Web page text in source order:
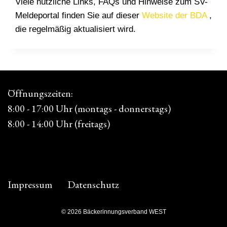
Meldeportal finden Sie auf dieser Website der BDA,
die regelmäßig aktualisiert wird.
Öffnungszeiten:
8:00 - 17:00 Uhr (montags - donnerstags)
8:00 - 14:00 Uhr (freitags)
Impressum Datenschutz
© 2026 Bäckerinnungsverband WEST